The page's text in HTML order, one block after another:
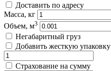
Доставить по адресу
Масса, кг
Объем, м3
Негабаритный груз
Добавить жесткую упаковку
Страхование на сумму